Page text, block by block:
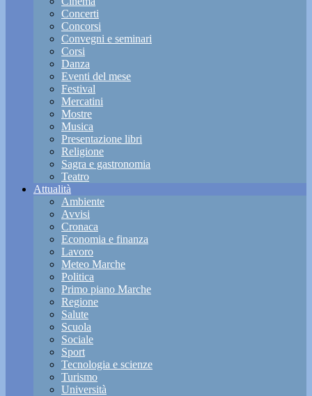
Concerti
Concorsi
Convegni e seminari
Corsi
Danza
Eventi del mese
Festival
Mercatini
Mostre
Musica
Presentazione libri
Religione
Sagra e gastronomia
Teatro
Attualità
Ambiente
Avvisi
Cronaca
Economia e finanza
Lavoro
Meteo Marche
Politica
Primo piano Marche
Regione
Salute
Scuola
Sociale
Sport
Tecnologia e scienze
Turismo
Università